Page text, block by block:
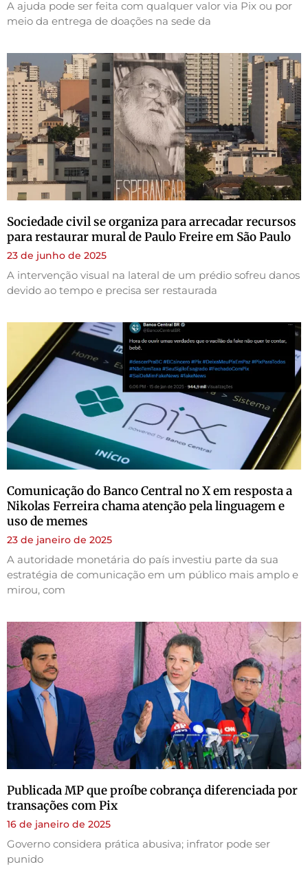
A ajuda pode ser feita com qualquer valor via Pix ou por
meio da entrega de doações na sede da
Sociedade civil se organiza para arrecadar recursos
para restaurar mural de Paulo Freire em São Paulo
23 de junho de 2025
A intervenção visual na lateral de um prédio sofreu danos
devido ao tempo e precisa ser restaurada
Comunicação do Banco Central no X em resposta a
Nikolas Ferreira chama atenção pela linguagem e
uso de memes
23 de janeiro de 2025
A autoridade monetária do país investiu parte da sua
estratégia de comunicação em um público mais amplo e
mirou, com
Publicada MP que proíbe cobrança diferenciada por
transações com Pix
16 de janeiro de 2025
Governo considera prática abusiva; infrator pode ser
punido